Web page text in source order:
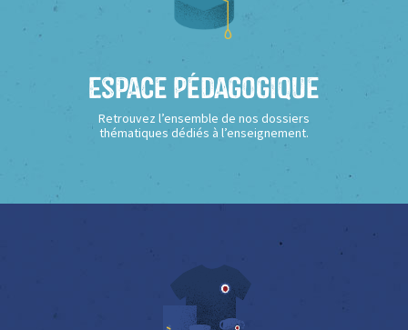
Espace Pédagogique
Retrouvez l’ensemble de nos dossiers
thématiques dédiés à l’enseignement.